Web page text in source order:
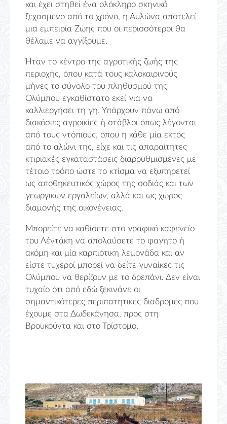
και έχει στηθεί ένα ολόκληρο σκηνικό
ξεχασμένο από το χρόνο, η Αυλώνα αποτελεί
μια εμπειρία Ζώης που οι περισσότεροι θα
θέλαμε να αγγίξουμε.
Ήταν το κέντρο της αγροτικής ζωής της
περιοχής, όπου κατά τους καλοκαιρινούς
μήνες το σύνολο του πληθυσμού της
Ολύμπου εγκαθίστατο εκεί για να
καλλιεργήσει τη γη. Υπάρχουν πάνω από
διακόσιες αγροικίες ή στάβλοι όπως λέγονται
από τους ντόπιους, όπου η κάθε μία εκτός
από το αλώνι της, είχε και τις απαραίτητες
κτιριακές εγκαταστάσεις διαρρυθμισμένες με
τέτοιο τρόπο ώστε το κτίσμα να εξυπηρετεί
ως αποθηκευτικός χώρος της σοδιάς και των
γεωργικών εργαλείων, αλλά και ως χώρος
διαμονής της οικογένειας.
Μπορείτε να καθίσετε στο γραφικό καφενείο
του Λέντάκη να απολαύσετε το φαγητό ή
ακόμη και μία καρπιότικη λεμονάδα και αν
είστε τυχεροί μπορεί να δείτε γυναίκες τις
Ολύμπου να θερίζουν με το δρεπάνι. Δεν είναι
τυχαίο ότι από εδώ ξεκινάνε οι
σημαντικότερες περιπατητικές διαδρομές που
έχουμε στα Δωδεκάνησα, προς στη
Βρουκούντα και στο Τρίστομο.